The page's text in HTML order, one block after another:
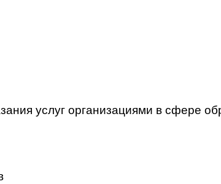
услуг организациями в сфере